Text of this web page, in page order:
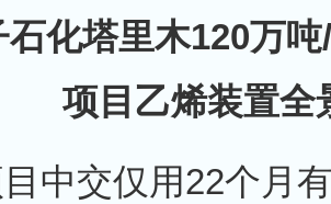
化塔里木120万
项目乙烯装置全
交仅用22个月有